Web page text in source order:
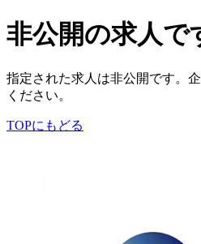
非公開の求人で
指定された求人は非公開です。
ください。
TOPにもどる